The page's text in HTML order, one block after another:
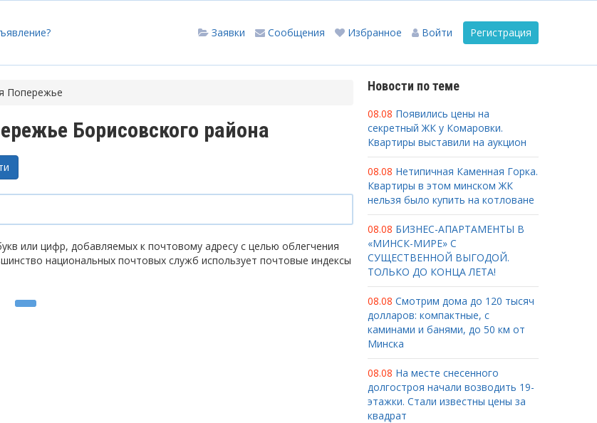
Регистрация
Войти
Избранное
Сообщения
Заявки
Попережье
Борисовского района
или цифр, добавляемых к почтовому адресу с целью облегчения
национальных почтовых служб использует почтовые индексы
Новости по теме
08.08 Появились цены на
секретный ЖК у Комаровки.
Квартиры выставили на аукцион
08.08 Нетипичная Каменная Горка.
Квартиры в этом минском ЖК
нельзя было купить на котловане
08.08 БИЗНЕС-АПАРТАМЕНТЫ В
«МИНСК-МИРЕ» С
СУЩЕСТВЕННОЙ ВЫГОДОЙ.
ТОЛЬКО ДО КОНЦА ЛЕТА!
08.08 Смотрим дома до 120 тысяч
долларов: компактные, с
каминами и банями, до 50 км от
Минска
08.08 На месте снесенного
долгостроя начали возводить 19-
этажки. Стали известны цены за
квадрат